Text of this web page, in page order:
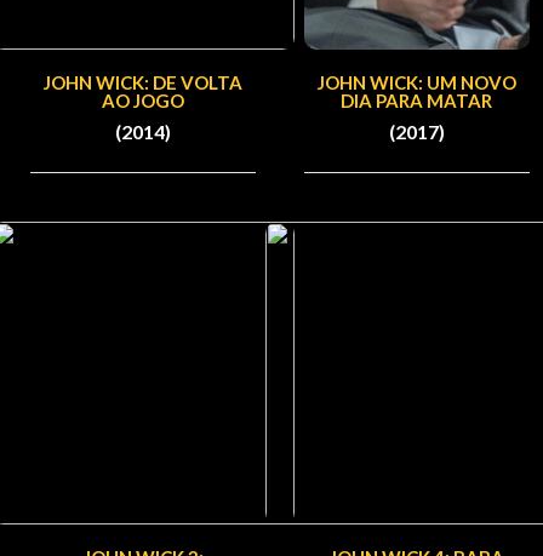
JOHN WICK: DE VOLTA
AO JOGO
(2014)
JOHN WICK: UM NOVO
DIA PARA MATAR
(2017)